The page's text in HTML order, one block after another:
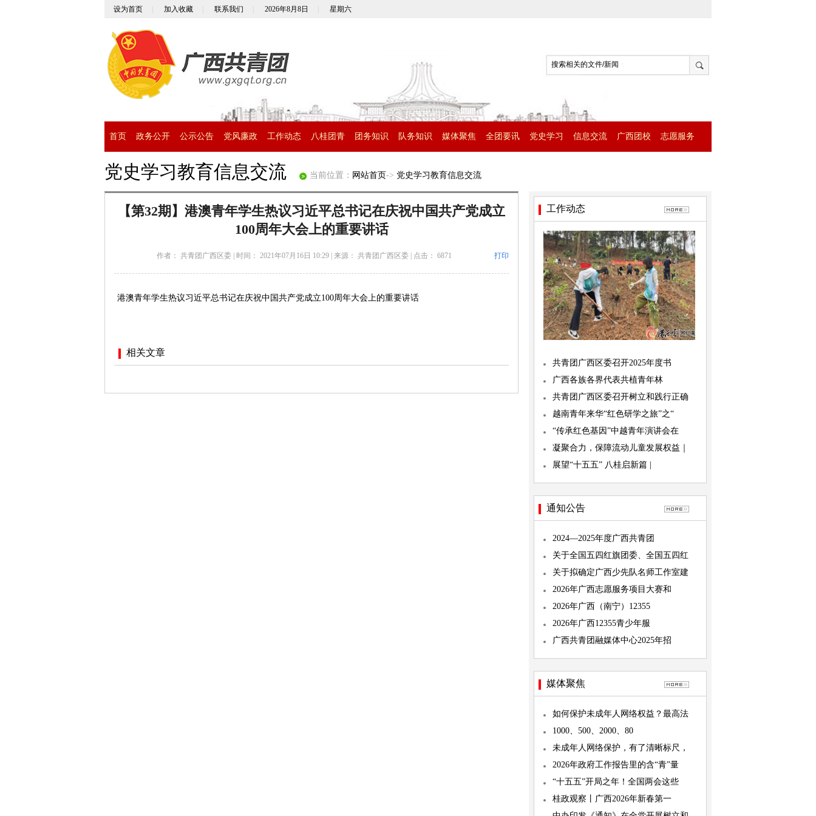
设为首页 加入收藏 联系我们 2026年8月8日 星期六
首页 政务公开 公示公告 党风廉政 工作动态 八桂团青 团务知识 队务知识 媒体聚焦 全团要讯 党史学习 信息交流 广西团校 志愿服务
党史学习教育信息交流 当前位置： 网站首页-> 党史学习教育信息交流
【第32期】港澳青年学生热议习近平总书记在庆祝中国共产党成立
100周年大会上的重要讲话
作者： 共青团广西区委 时间： 2021年07月16日 10:29 来源： 共青团广西区委 点击： 6871 打印
港澳青年学生热议习近平总书记在庆祝中国共产党成立100周年大会上的重要讲话
相关文章
工作动态
共青团广西区委召开2025年度书
广西各族各界代表共植青年林
共青团广西区委召开树立和践行正确
越南青年来华“红色研学之旅”之“
“传承红色基因”中越青年演讲会在
凝聚合力，保障流动儿童发展权益｜
展望“十五五” 八桂启新篇 |
通知公告
2024—2025年度广西共青团
关于全国五四红旗团委、全国五四红
关于拟确定广西少先队名师工作室建
2026年广西志愿服务项目大赛和
2026年广西（南宁）12355
2026年广西12355青少年服
广西共青团融媒体中心2025年招
媒体聚焦
如何保护未成年人网络权益？最高法
1000、500、2000、80
未成年人网络保护，有了清晰标尺，
2026年政府工作报告里的含“青”量
“十五五”开局之年！全国两会这些
桂政观察丨广西2026年新春第一